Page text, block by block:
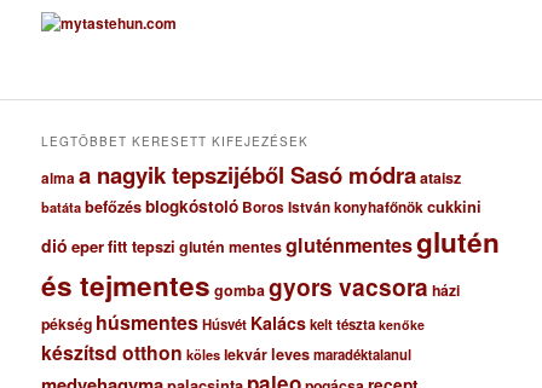
c
h
u
LEGTÖBBET KERESETT KIFEJEZÉSEK
almaa nagyik tepszijéből Sasó módraataisz
batáta befőzésblogkóstoló Boros István konyhafőnökcukkini
dió eperfitt tepszi glutén mentesgluténmentesglutén
és tejmentes gombagyors vacsora házi
pékség húsmentesHúsvét Kalácskelt tészta kenőke
készítsd otthon köles lekvárlevesmaradéktalanul